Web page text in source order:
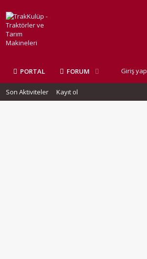
PORTAL FORUM Giriş yap
Son Aktiviteler Kayıt ol